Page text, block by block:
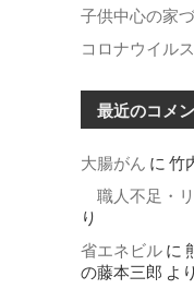
子供中心の家
コロナウイル
最近のコメ
大腸がん に 竹
職人不足・
り
省エネビルに
の藤本三郎 より